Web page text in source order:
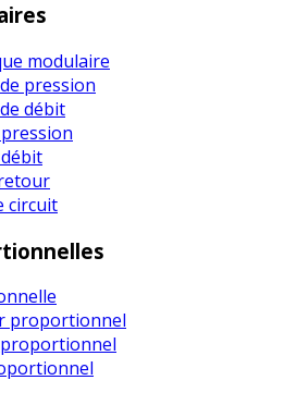
pression
débit
circuit
proportionnel